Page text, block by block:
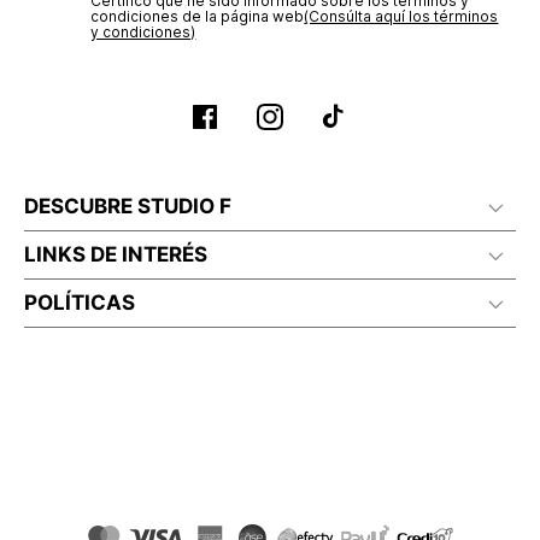
condiciones de la página web‎(Consúlta aquí los términos
y condiciones)
DESCUBRE STUDIO F
LINKS DE INTERÉS
POLÍTICAS